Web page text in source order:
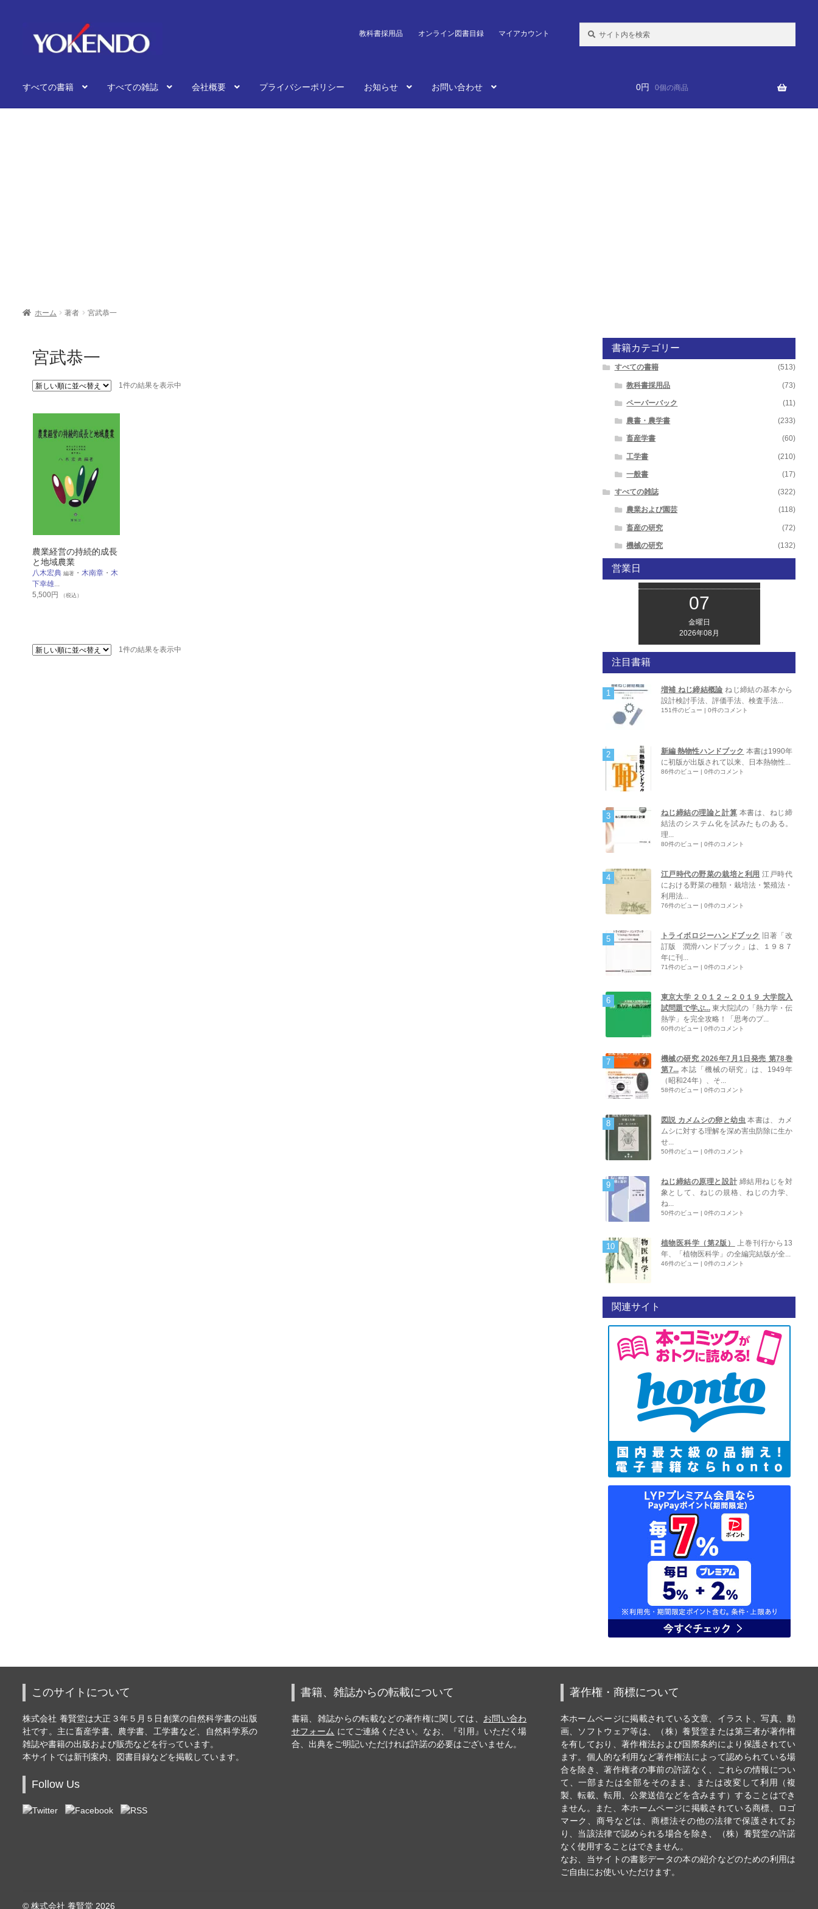
ョ
へ
教科書採用品 オンライン図書目録 マイアカウント
すべての書籍 すべての雑誌 会社概要 プライバシーポリシー お知らせ お問い合わせ 0円 0個の商品
ホーム 著者 宮武恭一
宮武恭一
1件の結果を表示中
農業経営の持続的成長
と地域農業
八木宏典 編著・ 木南章・ 木
下幸雄...
5,500円 （税込）
1件の結果を表示中
書籍カテゴリー
すべての書籍 (513)
教科書採用品 (73)
ペーパーバック (11)
農書・農学書 (233)
畜産学書 (60)
工学書 (210)
一般書 (17)
すべての雑誌 (322)
農業および園芸 (118)
畜産の研究 (72)
機械の研究 (132)
営業日
07
金曜日
2026年08月
注目書籍
増補 ねじ締結概論 ねじ締結の基本から
設計検討手法、評価手法、検査手法...
151件のビュー | 0件のコメント
新編 熱物性ハンドブック 本書は1990年
に初版が出版されて以来、日本熱物性...
86件のビュー | 0件のコメント
ねじ締結の理論と計算 本書は、ねじ締
結法のシステム化を試みたものある。
理...
80件のビュー | 0件のコメント
江戸時代の野菜の栽培と利用 江戸時代
における野菜の種類・栽培法・繁殖法・
利用法...
76件のビュー | 0件のコメント
トライボロジーハンドブック
旧著「改
訂版 潤滑ハンドブック」は、１９８７
年に刊...
71件のビュー | 0件のコメント
東京大学 ２０１２～２０１９ 大学院入
試問題で学ぶ... 東大院試の「熱力学・伝
熱学」を完全攻略！「思考のプ...
60件のビュー | 0件のコメント
機械の研究 2026年7月1日発売 第78巻
第7... 本誌「機械の研究」は、1949年
（昭和24年）、そ...
58件のビュー | 0件のコメント
図説 カメムシの卵と幼虫 本書は、カメ
ムシに対する理解を深め害虫防除に生か
せ...
50件のビュー | 0件のコメント
ねじ締結の原理と設計 締結用ねじを対
象として、ねじの規格、ねじの力学、
ね...
50件のビュー | 0件のコメント
植物医科学（第2版）
上巻刊行から13
年、「植物医科学」の全編完結版が全...
46件のビュー | 0件のコメント
関連サイト
このサイトについて
株式会社 養賢堂は大正３年５月５日創業の自然科学書の出版
社です。主に畜産学書、農学書、工学書など、自然科学系の
雑誌や書籍の出版および販売などを行っています。
本サイトでは新刊案内、図書目録などを掲載しています。
Follow Us
書籍、雑誌からの転載について
書籍、雑誌からの転載などの著作権に関しては、 お問い合わ
せフォーム にてご連絡ください。なお、『引用』いただく場
合、出典をご明記いただければ許諾の必要はございません。
著作権・商標について
本ホームページに掲載されている文章、イラスト、写真、動
画、ソフトウェア等は、（株）養賢堂または第三者が著作権
を有しており、著作権法および国際条約により保護されてい
ます。個人的な利用など著作権法によって認められている場
合を除き、著作権者の事前の許諾なく、これらの情報につい
て、一部または全部をそのまま、または改変して利用（複
製、転載、転用、公衆送信などを含みます）することはでき
ません。また、本ホームページに掲載されている商標、ロゴ
マーク、商号などは、商標法その他の法律で保護されてお
り、当該法律で認められる場合を除き、（株）養賢堂の許諾
なく使用することはできません。
なお、当サイトの書影データの本の紹介などのための利用は
ご自由にお使いいただけます。
© 株式会社 養賢堂 2026